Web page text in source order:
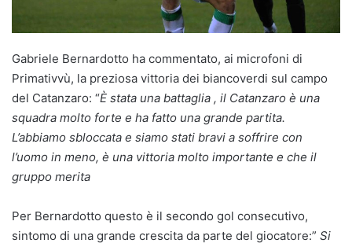
Gabriele Bernardotto ha commentato, ai microfoni di
Primativvù, la preziosa vittoria dei biancoverdi sul campo
del Catanzaro: “È stata una battaglia , il Catanzaro è una
squadra molto forte e ha fatto una grande partita.
L’abbiamo sbloccata e siamo stati bravi a soffrire con
l’uomo in meno, è una vittoria molto importante e che il
gruppo merita
Per Bernardotto questo è il secondo gol consecutivo,
sintomo di una grande crescita da parte del giocatore:” Si